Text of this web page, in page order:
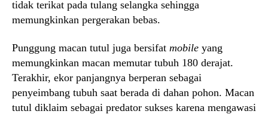
tidak terikat pada tulang selangka sehingga
memungkinkan pergerakan bebas.
Punggung macan tutul juga bersifat mobile yang
memungkinkan macan memutar tubuh 180 derajat.
Terakhir, ekor panjangnya berperan sebagai
penyeimbang tubuh saat berada di dahan pohon. Macan
tutul diklaim sebagai predator sukses karena mengawasi